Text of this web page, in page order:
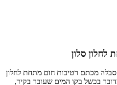
לחלון סלון
סבלה מכתם רטיבות חום מתחת לחלון
בכשל בקו המים שעובר בקיר,